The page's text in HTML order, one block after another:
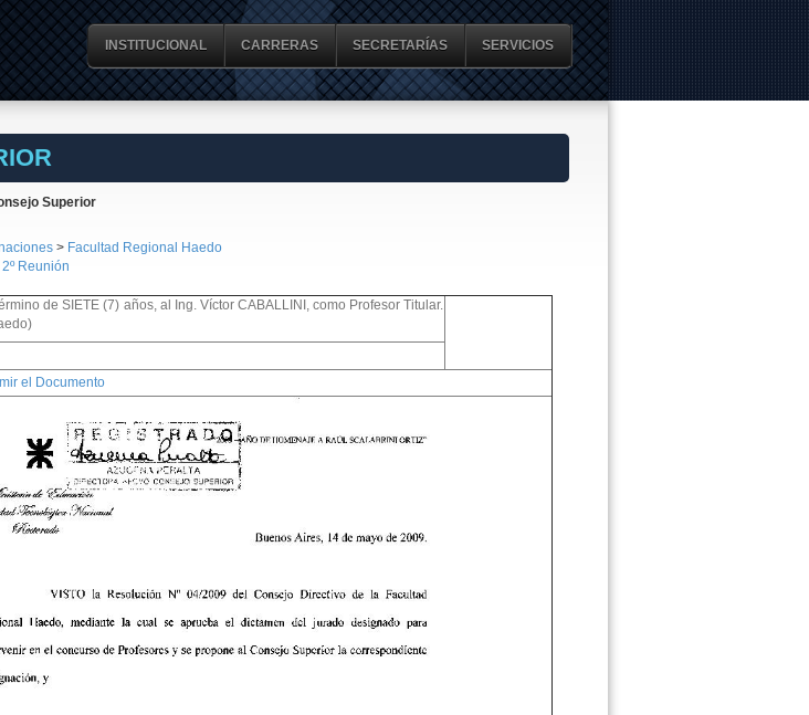
INSTITUCIONAL CARRERAS SECRETARÍAS SERVICIOS
Superior
> Facultad Regional Haedo
2º Reunión
de SIETE (7) años, al Ing. Víctor CABALLINI, como Profesor Titular.
el Documento